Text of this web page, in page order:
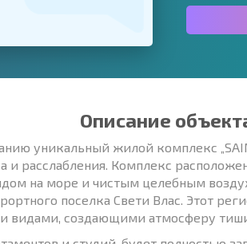
Описание
уникальный жилой комплекс
расслабления. Комплекс
на море и чистым целебным
поселка Свети Влас. Этот
видами, создающими атмосферу